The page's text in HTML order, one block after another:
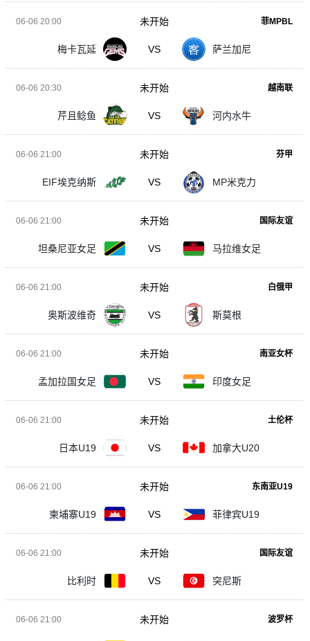
06-06 20:00 菲MPBL
梅卡瓦延 VS 萨兰加尼
未开始
06-06 20:30 越南联
芹且鲶鱼 VS 河内水牛
未开始
06-06 21:00 芬甲
EIF埃克纳斯 VS MP米克力
未开始
06-06 21:00 国际友谊
坦桑尼亚女足 VS 马拉维女足
未开始
06-06 21:00 白俄甲
奥斯波维奇 VS 斯莫根
未开始
06-06 21:00 南亚女杯
孟加拉国女足 VS 印度女足
未开始
06-06 21:00 土伦杯
日本U19 VS 加拿大U20
未开始
06-06 21:00 东南亚U19
柬埔寨U19 VS 菲律宾U19
未开始
06-06 21:00 国际友谊
比利时 VS 突尼斯
未开始
06-06 21:00 波罗杯
未开始